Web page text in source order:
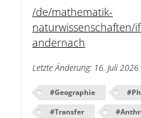
/de/mathematik-
naturwissenschaften/
andernach
Letzte Änderung: 16. Juli 2026
#Geographie #
#Transfer #